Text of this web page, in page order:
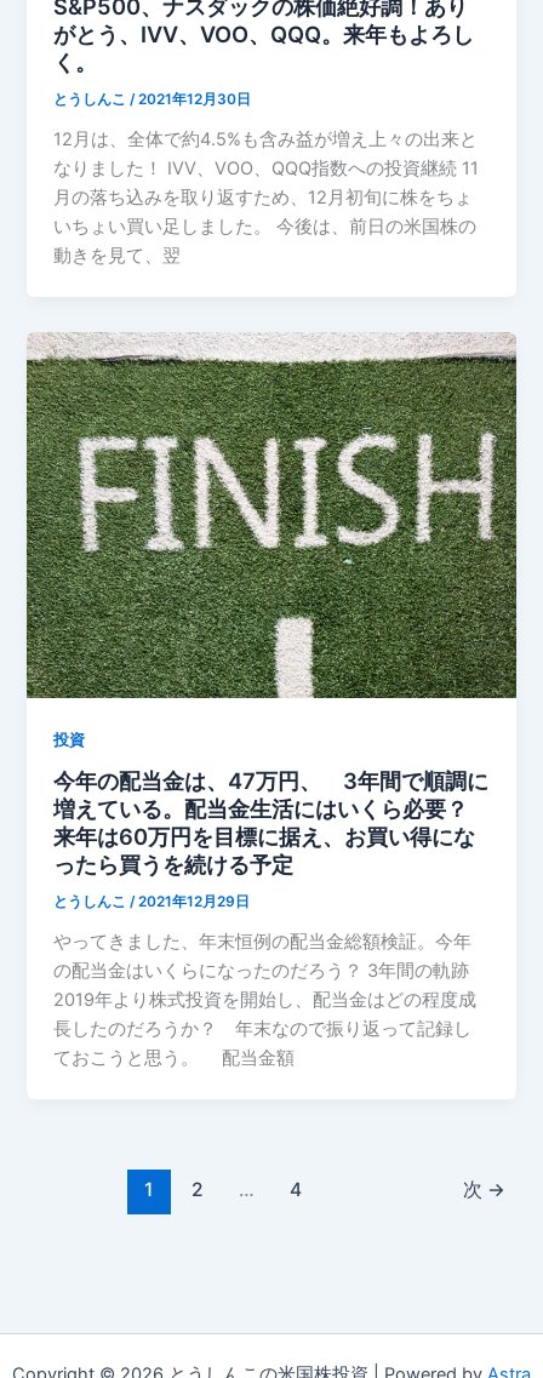
S&P500、ナスダックの株価絶好調！あり
がとう、IVV、VOO、QQQ。来年もよろし
く。
とうしんこ/2021年12月30日
12月は、全体で約4.5%も含み益が増え上々の出来と
なりました！ IVV、VOO、QQQ指数への投資継続 11
月の落ち込みを取り返すため、12月初旬に株をちょ
いちょい買い足しました。 今後は、前日の米国株の
動きを見て、翌
投資
今年の配当金は、47万円、 3年間で順調に
増えている。配当金生活にはいくら必要？
来年は60万円を目標に据え、お買い得にな
ったら買うを続ける予定
とうしんこ/2021年12月29日
やってきました、年末恒例の配当金総額検証。今年
の配当金はいくらになったのだろう？ 3年間の軌跡
2019年より株式投資を開始し、配当金はどの程度成
長したのだろうか？ 年末なので振り返って記録し
ておこうと思う。 配当金額
1 2 … 4 次 →